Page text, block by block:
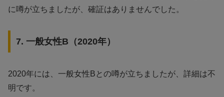
に噂が立ちましたが、確証はありませんでした。
7. 一般女性B（2020年）
2020年には、一般女性Bとの噂が立ちましたが、詳細は不
明です。